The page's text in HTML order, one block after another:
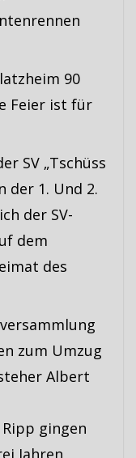
90
Feier ist für
SV „Tschüss
der 1. Und 2.
der SV-
dem
des
zum Umzug
Albert
gingen
Jahren